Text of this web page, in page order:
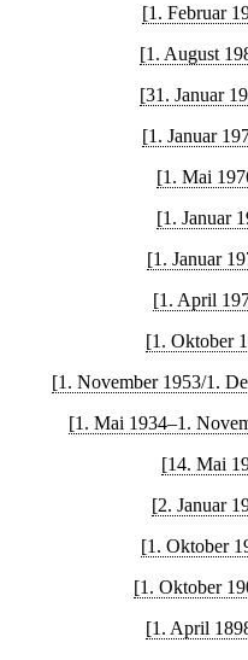
[1. Februar
[1. August
[31. Januar
[1. Januar
[1. Mai
[1. Januar
[1. Januar
[1. April
[1. Oktober
[1. November 1953/1.
[1. Mai 1934–1.
[14. Mai
[2. Januar
[1. Oktober
[1. Oktober
[1. April